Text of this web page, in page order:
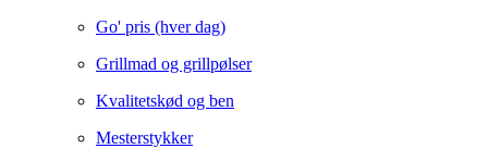
Go' pris (hver dag)
Grillmad og grillpølser
Kvalitetskød og ben
Mesterstykker